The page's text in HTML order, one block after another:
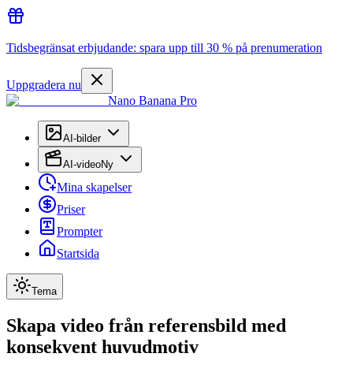
Tidsbegränsat erbjudande: spara upp till 30 % på prenumeration
Uppgradera nu
Nano Banana Pro
AI-bilder
AI-videoNy
Mina skapelser
Priser
Prompter
Startsida
Tema
Skapa video från referensbild med
konsekvent huvudmotiv